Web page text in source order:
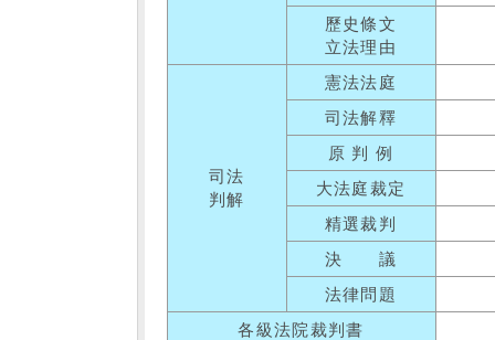
歷史條文
立法理由
司法
判解
憲法法庭
司法解釋
原 判 例
大法庭裁定
精選裁判
決 議
法律問題
各級法院裁判書